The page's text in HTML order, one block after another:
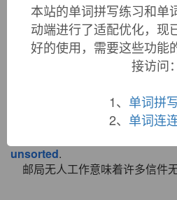
unsorted (adj.)
1530s, fromun- (1) "not" + past
unsorted.
邮局无人工作意味着许多信件
本站的单词拼写练习和单
动端进行了适配优化，现
好的使用，需要这些功能
接访问：
1、 单词拼
2、 单词连